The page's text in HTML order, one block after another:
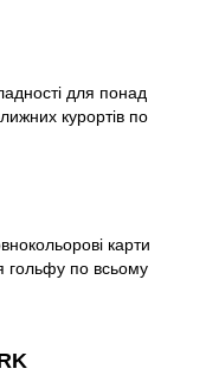
для понад
курортів по
карти
гольфу по всьому